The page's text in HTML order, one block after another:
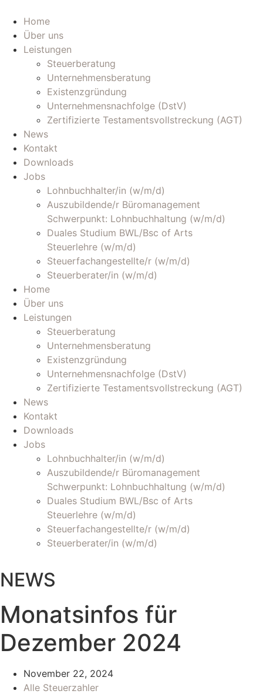
Inhalt
wechseln
Home
Über uns
Leistungen
Steuerberatung
Unternehmensberatung
Existenzgründung
Unternehmensnachfolge (DstV)
Zertifizierte Testamentsvollstreckung (AGT)
News
Kontakt
Downloads
Jobs
Lohnbuchhalter/in (w/m/d)
Auszubildende/r Büromanagement
Schwerpunkt: Lohnbuchhaltung (w/m/d)
Duales Studium BWL/Bsc of Arts
Steuerlehre (w/m/d)
Steuerfachangestellte/r (w/m/d)
Steuerberater/in (w/m/d)
Home
Über uns
Leistungen
Steuerberatung
Unternehmensberatung
Existenzgründung
Unternehmensnachfolge (DstV)
Zertifizierte Testamentsvollstreckung (AGT)
News
Kontakt
Downloads
Jobs
Lohnbuchhalter/in (w/m/d)
Auszubildende/r Büromanagement
Schwerpunkt: Lohnbuchhaltung (w/m/d)
Duales Studium BWL/Bsc of Arts
Steuerlehre (w/m/d)
Steuerfachangestellte/r (w/m/d)
Steuerberater/in (w/m/d)
NEWS
Monatsinfos für
Dezember 2024
November 22, 2024
Alle Steuerzahler